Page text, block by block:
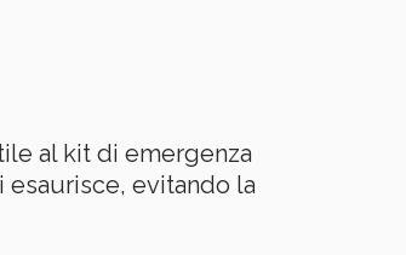
al kit di emergenza
evitando la